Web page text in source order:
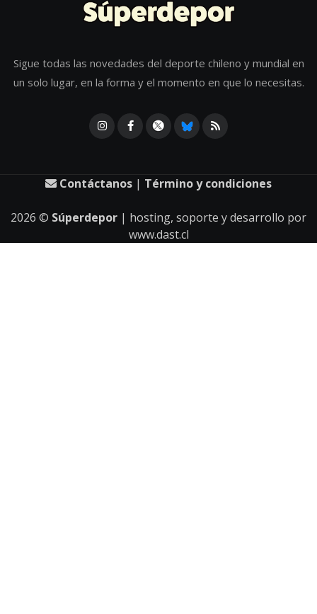
Sigue todas las novedades del deporte chileno y mundial en
un solo lugar, en la forma y el momento en que lo necesitas.
Contáctanos | Término y condiciones
2026 © Súperdepor | hosting, soporte y desarrollo por
www.dast.cl